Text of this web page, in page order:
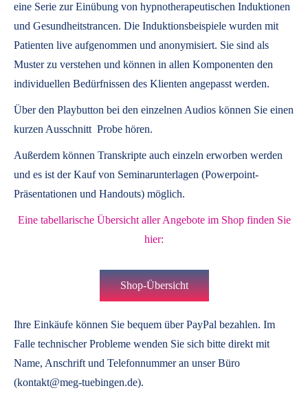
eine Serie zur Einübung von hypnotherapeutischen Induktionen
und Gesundheitstrancen. Die Induktionsbeispiele wurden mit
Patienten live aufgenommen und anonymisiert. Sie sind als
Muster zu verstehen und können in allen Komponenten den
individuellen Bedürfnissen des Klienten angepasst werden.
Über den Playbutton bei den einzelnen Audios können Sie einen
kurzen Ausschnitt Probe hören.
Außerdem können Transkripte auch einzeln erworben werden
und es ist der Kauf von Seminarunterlagen (Powerpoint-
Präsentationen und Handouts) möglich.
Eine tabellarische Übersicht aller Angebote im Shop finden Sie
hier:
Shop-Übersicht
Ihre Einkäufe können Sie bequem über PayPal bezahlen. Im
Falle technischer Probleme wenden Sie sich bitte direkt mit
Name, Anschrift und Telefonnummer an unser Büro
(kontakt@meg-tuebingen.de).